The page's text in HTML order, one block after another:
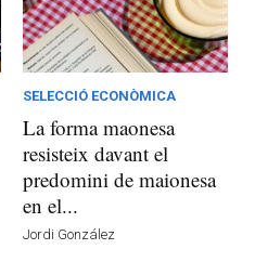
SELECCIÓ ECONÒMICA
La forma maonesa
resisteix davant el
predomini de maionesa
en el...
Jordi González